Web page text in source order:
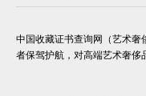
中国收藏证书查询网（艺术
者保驾护航，对高端艺术奢侈